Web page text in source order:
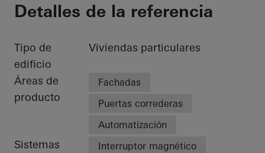
Detalles de la referencia
Tipo de
edificio
Viviendas particulares
Áreas de
producto
Fachadas
Puertas correderas
Automatización
Sistemas
Interruptor magnético